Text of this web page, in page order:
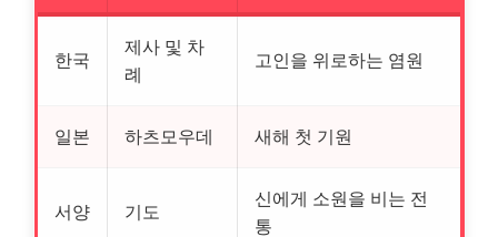
한국
제사 및 차
례
고인을 위로하는 염원
일본 하츠모우데 새해 첫 기원
서양 기도
신에게 소원을 비는 전
통